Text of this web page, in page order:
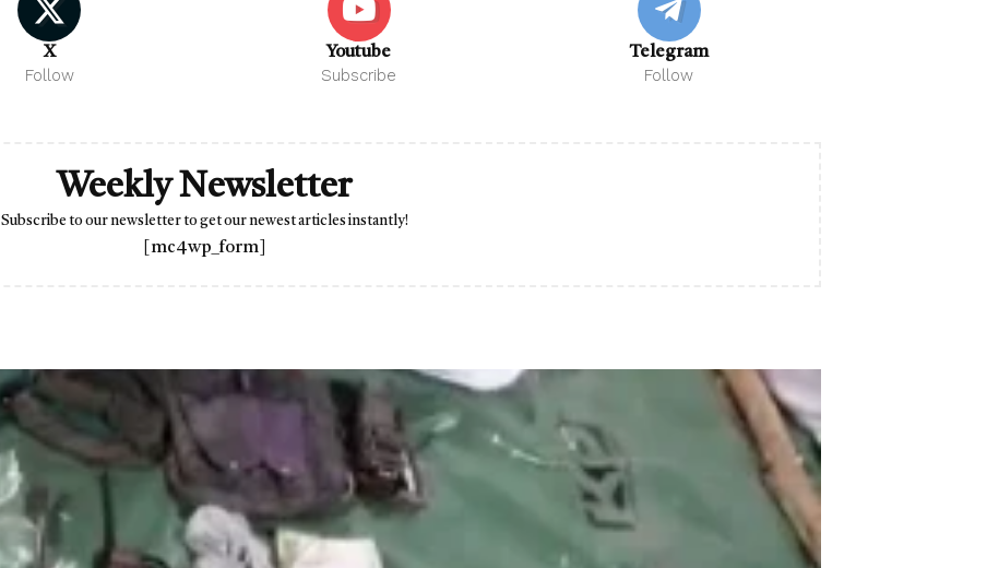
X
Follow
Youtube
Subscribe
Telegram
Follow
Weekly Newsletter
Subscribe to our newsletter to get our newest articles instantly!
[mc4wp_form]